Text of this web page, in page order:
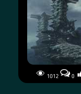
1012 0